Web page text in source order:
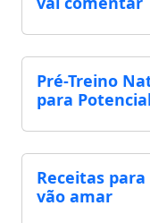
Pré-Treino
para
Receitas
vão amar